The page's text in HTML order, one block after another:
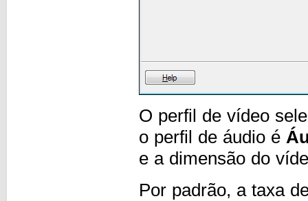
O perfil de vídeo
o perfil de áudio é
e a dimensão do
Por padrão, a taxa